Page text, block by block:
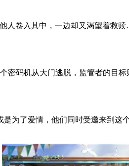
卷入其中，一边却又渴望着救
密码机从大门逃脱，监管者的目
为了爱情，他们同时受邀来到这